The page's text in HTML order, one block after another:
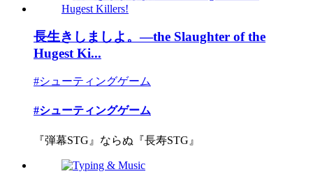
長生きしましよ。―the Slaughter of the
Hugest Ki...
#シューティングゲーム
#シューティングゲーム
『弾幕STG』ならぬ『長寿STG』